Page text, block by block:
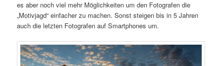
es aber noch viel mehr Möglichkeiten um den Fotografen die
„Motivjagd“ einfacher zu machen. Sonst steigen bis in 5 Jahren
auch die letzten Fotografen auf Smartphones um.